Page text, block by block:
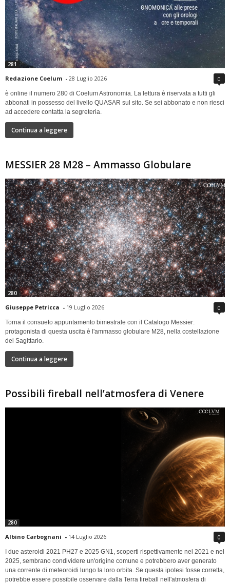
281
Redazione Coelum - 28 Luglio 2026 0
è online il numero 280 di Coelum Astronomia. La lettura è riservata a tutti gli
abbonati in possesso del livello QUASAR sul sito. Se sei abbonato e non riesci
ad accedere contatta la segreteria.
Continua a leggere
MESSIER 28 M28 – Ammasso Globulare
280
Giuseppe Petricca - 19 Luglio 2026 0
Torna il consueto appuntamento bimestrale con il Catalogo Messier:
protagonista di questa uscita è l'ammasso globulare M28, nella costellazione
del Sagittario.
Continua a leggere
Possibili fireball nell’atmosfera di Venere
280
Albino Carbognani - 14 Luglio 2026 0
I due asteroidi 2021 PH27 e 2025 GN1, scoperti rispettivamente nel 2021 e nel
2025, sembrano condividere un'origine comune e potrebbero aver generato
una corrente di meteoroidi lungo la loro orbita. Se questa ipotesi fosse corretta,
potrebbe essere possibile osservare dalla Terra fireball nell'atmosfera di